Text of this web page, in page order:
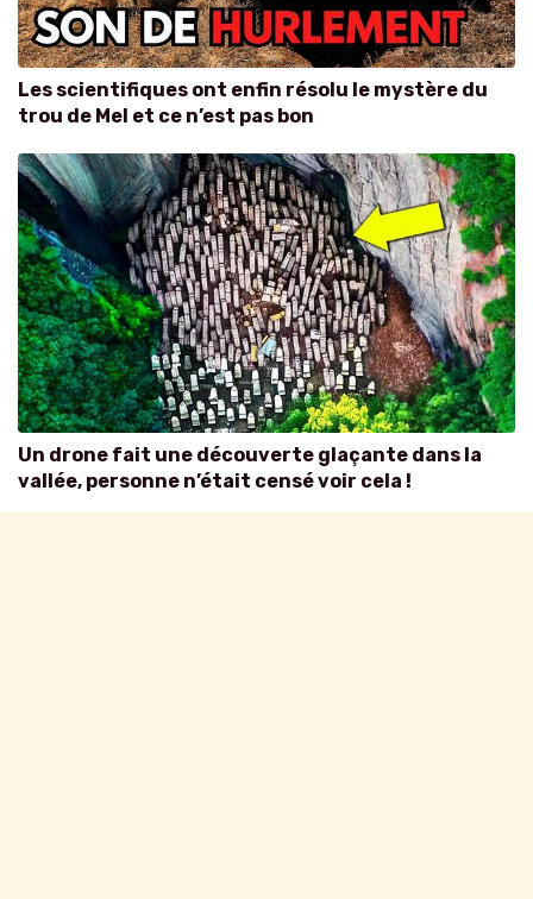
Les scientifiques ont enfin résolu le mystère du
trou de Mel et ce n’est pas bon
Un drone fait une découverte glaçante dans la
vallée, personne n’était censé voir cela !